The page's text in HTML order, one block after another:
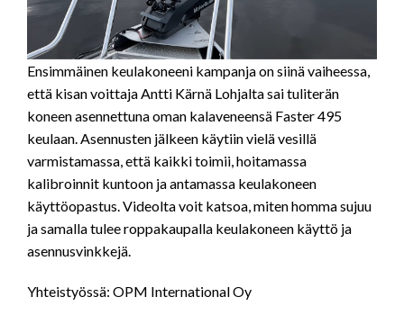
Ensimmäinen keulakoneeni kampanja on siinä vaiheessa,
että kisan voittaja Antti Kärnä Lohjalta sai tuliterän
koneen asennettuna oman kalaveneensä Faster 495
keulaan. Asennusten jälkeen käytiin vielä vesillä
varmistamassa, että kaikki toimii, hoitamassa
kalibroinnit kuntoon ja antamassa keulakoneen
käyttöopastus. Videolta voit katsoa, miten homma sujuu
ja samalla tulee roppakaupalla keulakoneen käyttö ja
asennusvinkkejä.
Yhteistyössä: OPM International Oy